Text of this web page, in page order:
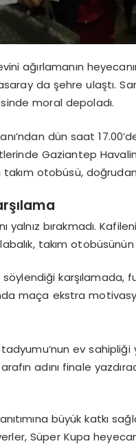
ağırlamanın
da şehre ulaştı.
moral depoladı.
dün saat
Gaziantep
takım otobüsü,
yalnız bırakmadı.
takım
söylendiği
maça ekstra
ev sahipliği
adını finale
büyük katkı
Süper Kupa